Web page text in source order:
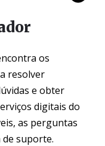
os
resolver
e obter
digitais do
as perguntas
suporte.